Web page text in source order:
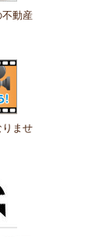
不動産
りませ